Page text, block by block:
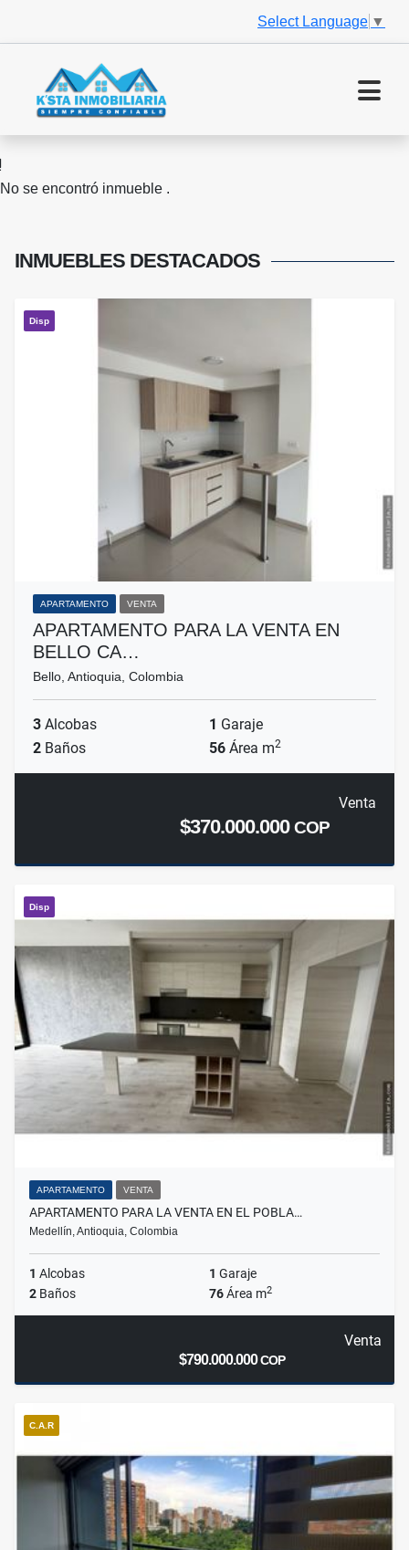
Select Language ▼
No se encontró inmueble .
INMUEBLES DESTACADOS
Disp
APARTAMENTO VENTA
APARTAMENTO PARA LA VENTA EN
BELLO CA…
Bello, Antioquia, Colombia
3 Alcobas 1 Garaje
2 Baños 56 Área m2
Venta
$370.000.000COP
Disp
APARTAMENTO VENTA
APARTAMENTO PARA LA VENTA EN EL POBLA…
Medellín, Antioquia, Colombia
1 Alcobas 1 Garaje
2 Baños 76Área m2
Venta
$790.000.000COP
C.A.R